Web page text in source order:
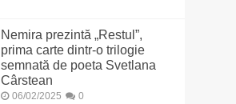
Nemira prezintă „Restul”,
prima carte dintr-o trilogie
semnată de poeta Svetlana
Cârstean
06/02/2025 0